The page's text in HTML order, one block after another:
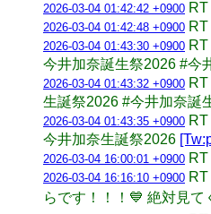
2026-03-04 01:42:42 +0900
2026-03-04 01:42:48 +0900
2026-03-04 01:43:30 +0900
今井加奈誕生祭2026 #今
2026-03-04 01:43:32 +0900
生誕祭2026 #今井加奈誕
2026-03-04 01:43:35 +0900
今井加奈生誕祭2026
2026-03-04 16:00:01 +0900
2026-03-04 16:16:10 +0900
らです！！！💙 絶対見